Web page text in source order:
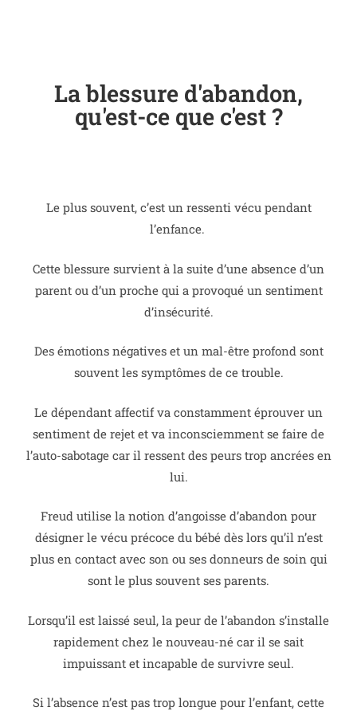
La blessure d'abandon,
qu'est-ce que c'est ?
Le plus souvent, c’est un ressenti vécu pendant
l’enfance.
Cette blessure survient à la suite d’une absence d’un
parent ou d’un proche qui a provoqué un sentiment
d’insécurité.
Des émotions négatives et un mal-être profond sont
souvent les symptômes de ce trouble.
Le dépendant affectif va constamment éprouver un
sentiment de rejet et va inconsciemment se faire de
l’auto-sabotage car il ressent des peurs trop ancrées en
lui.
Freud utilise la notion d’angoisse d’abandon pour
désigner le vécu précoce du bébé dès lors qu’il n’est
plus en contact avec son ou ses donneurs de soin qui
sont le plus souvent ses parents.
Lorsqu’il est laissé seul, la peur de l’abandon s’installe
rapidement chez le nouveau-né car il se sait
impuissant et incapable de survivre seul.
Si l’absence n’est pas trop longue pour l’enfant, cette